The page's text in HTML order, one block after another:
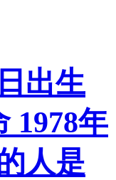
出生
1978年
人是